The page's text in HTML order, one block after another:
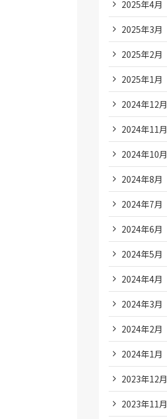
2025年4月
2025年3月
2025年2月
2025年1月
2024年12月
2024年11月
2024年10月
2024年8月
2024年7月
2024年6月
2024年5月
2024年4月
2024年3月
2024年2月
2024年1月
2023年12月
2023年11月